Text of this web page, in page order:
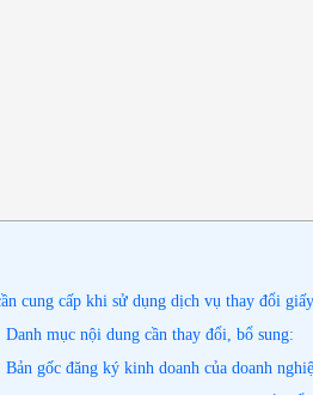
cung cấp khi sử dụng dịch vụ thay đổi
Danh mục nội dung cần thay đổi, bổ sung:
Bản gốc đăng ký kinh doanh của doanh